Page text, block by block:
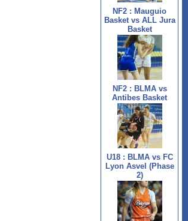
NF2 : Mauguio
Basket vs ALL Jura
Basket
NF2 : BLMA vs
Antibes Basket
U18 : BLMA vs FC
Lyon Asvel (Phase
2)